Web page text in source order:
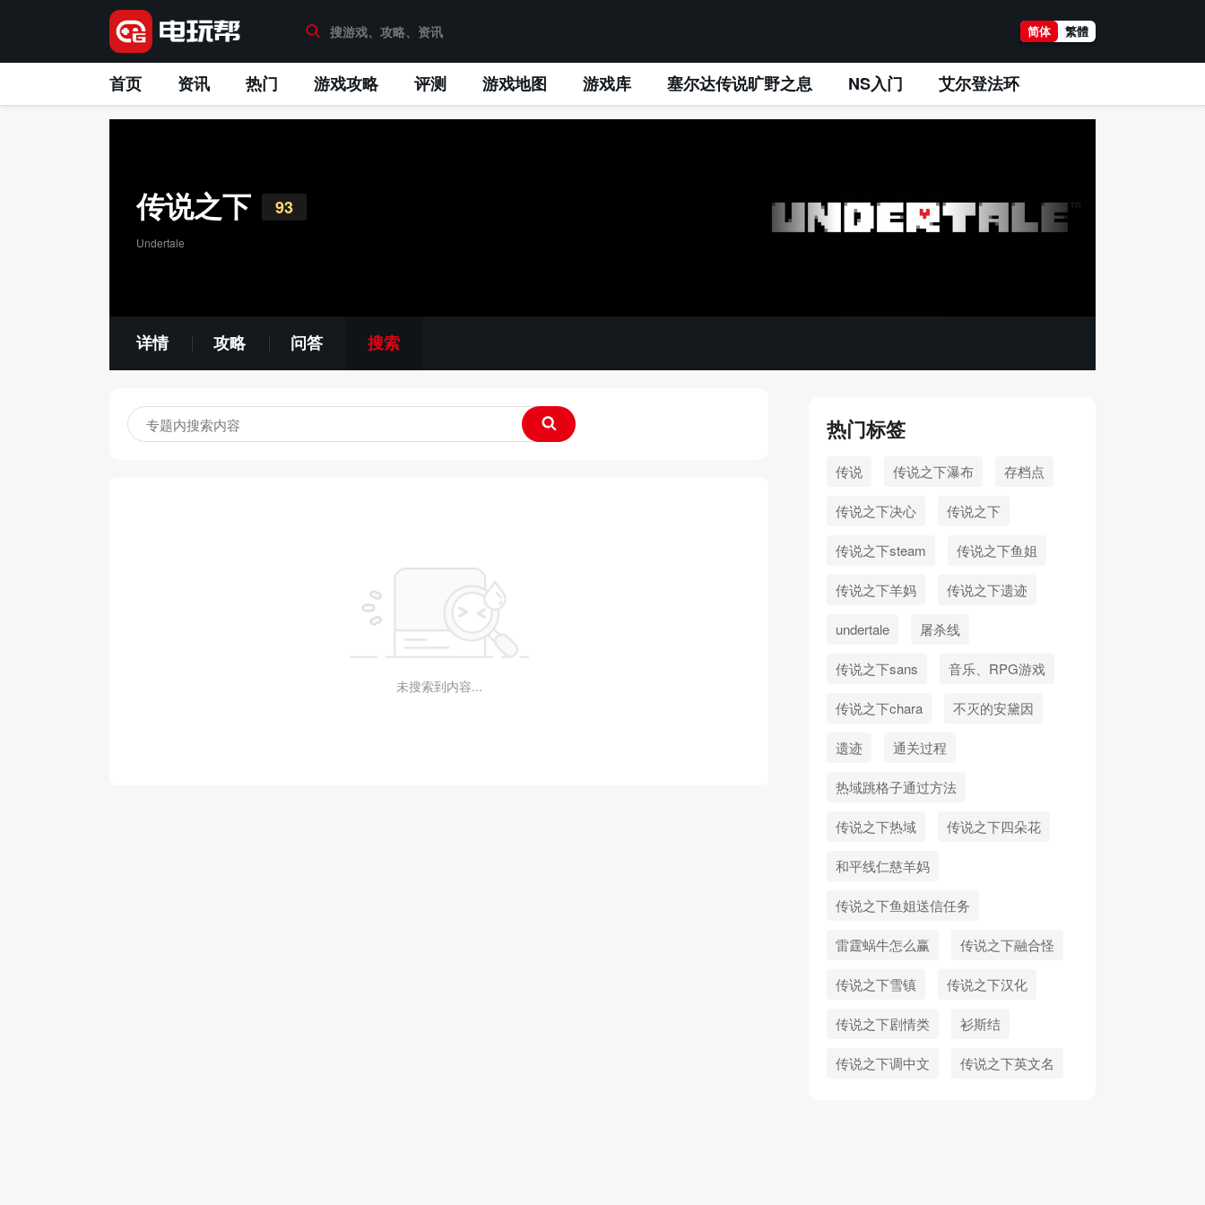
简体 繁體
首页 资讯 热门 游戏攻略 评测 游戏地图 游戏库 塞尔达传说旷野之息 NS入门 艾尔登法环
传说之下 93
Undertale
详情 攻略 问答 搜索
未搜索到内容...
热门标签
传说 传说之下瀑布 存档点
传说之下决心 传说之下
传说之下steam 传说之下鱼姐
传说之下羊妈 传说之下遗迹
undertale 屠杀线
传说之下sans 音乐、RPG游戏
传说之下chara 不灭的安黛因
遗迹 通关过程
热域跳格子通过方法
传说之下热域 传说之下四朵花
和平线仁慈羊妈
传说之下鱼姐送信任务
雷霆蜗牛怎么赢 传说之下融合怪
传说之下雪镇 传说之下汉化
传说之下剧情类 衫斯结
传说之下调中文 传说之下英文名